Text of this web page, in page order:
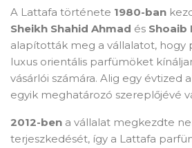
A Lattafa története 1980-ban
Sheikh Shahid Ahmad és Shoaib
alapították meg a vállalatot, hogy
luxus orientális parfümöket
vásárlói számára. Alig egy évtized
egyik meghatározó szereplőjévé
2012-ben a vállalat megkezdte
terjeszkedését, így a Lattafa